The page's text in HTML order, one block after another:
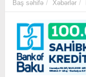
Baş səhifə Xəbərlər